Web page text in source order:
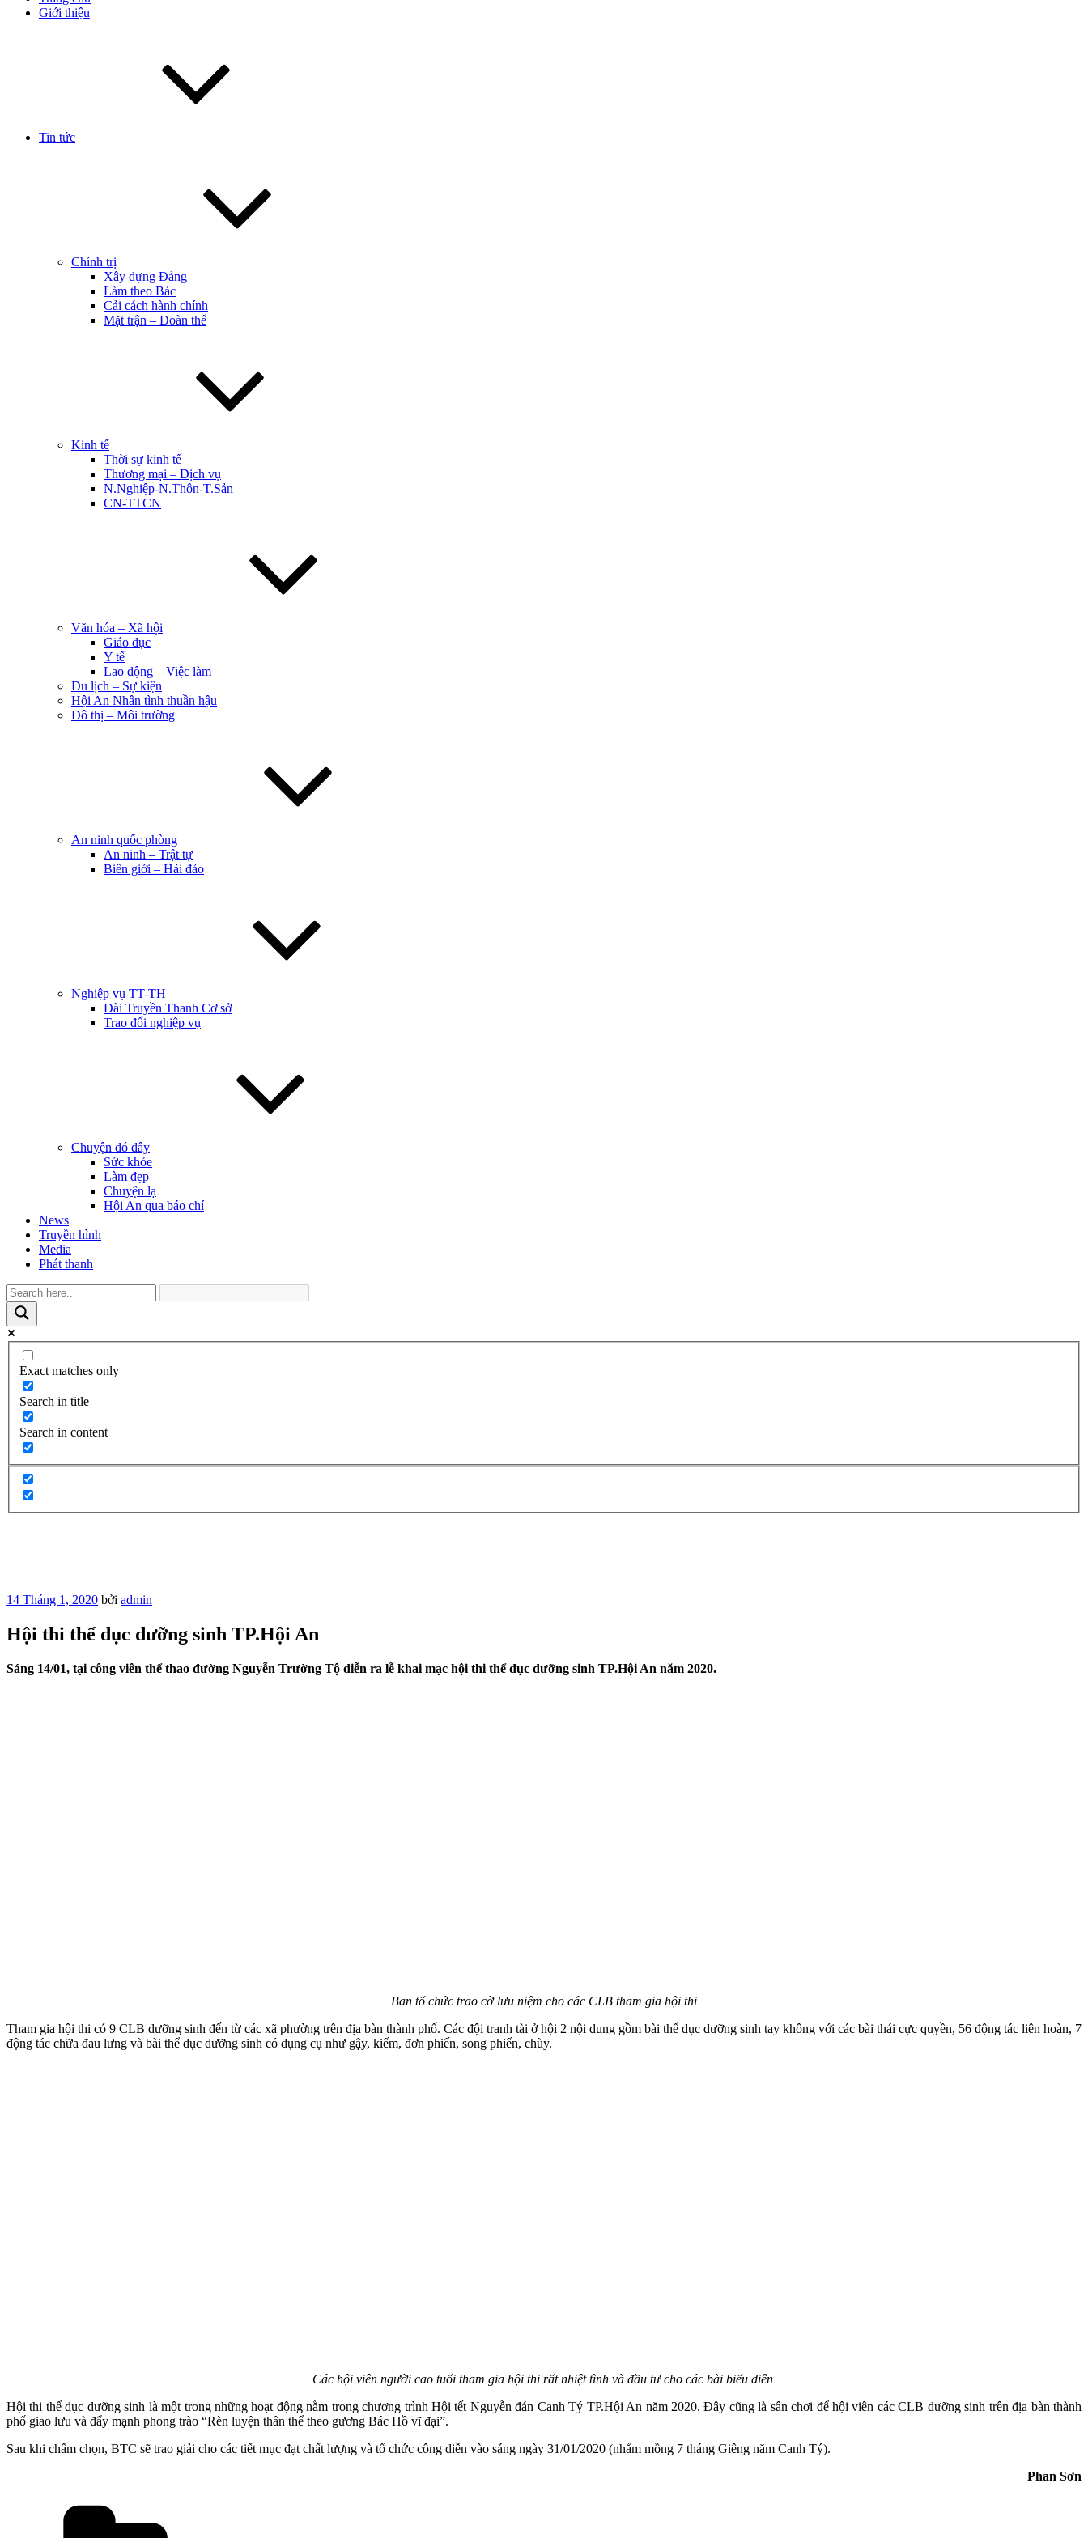
Giới thiệu
Tin tức
Chính trị
Xây dựng Đảng
Làm theo Bác
Cải cách hành chính
Mặt trận – Đoàn thể
Kinh tế
Thời sự kinh tế
Thương mại – Dịch vụ
N.Nghiệp-N.Thôn-T.Sản
CN-TTCN
Văn hóa – Xã hội
Giáo dục
Y tế
Lao động – Việc làm
Du lịch – Sự kiện
Hội An Nhân tình thuần hậu
Đô thị – Môi trường
An ninh quốc phòng
An ninh – Trật tự
Biên giới – Hải đảo
Nghiệp vụ TT-TH
Đài Truyền Thanh Cơ sở
Trao đổi nghiệp vụ
Chuyện đó đây
Sức khỏe
Làm đẹp
Chuyện lạ
Hội An qua báo chí
News
Truyền hình
Media
Phát thanh
Exact matches only
Search in title
Search in content
Đăng
14 Tháng 1, 2020 bởi admin
Hội thi thể dục dưỡng sinh TP.Hội An
Sáng 14/01, tại công viên thể thao đường Nguyễn Trường Tộ diễn ra lễ khai mạc hội thi thể dục dưỡng sinh TP.Hội An năm 2020.
Ban tổ chức trao cờ lưu niệm cho các CLB tham gia hội thi
Tham gia hội thi có 9 CLB dưỡng sinh đến từ các xã phường trên địa bàn thành phố. Các đội tranh tài ở hội 2 nội dung gồm bài thể dục dưỡng sinh tay không với các bài thái cực quyền, 56 động tác liên hoàn, 7
động tác chữa đau lưng và bài thể dục dưỡng sinh có dụng cụ như gậy, kiếm, đơn phiến, song phiến, chùy.
Các hội viên người cao tuổi tham gia hội thi rất nhiệt tình và đầu tư cho các bài biểu diễn
Hội thi thể dục dưỡng sinh là một trong những hoạt động nằm trong chương trình Hội tết Nguyễn đán Canh Tý TP.Hội An năm 2020. Đây cũng là sân chơi để hội viên các CLB dưỡng sinh trên địa bàn thành
phố giao lưu và đẩy mạnh phong trào “Rèn luyện thân thể theo gương Bác Hồ vĩ đại”.
Sau khi chấm chọn, BTC sẽ trao giải cho các tiết mục đạt chất lượng và tổ chức công diễn vào sáng ngày 31/01/2020 (nhằm mồng 7 tháng Giêng năm Canh Tý).
Phan Sơn